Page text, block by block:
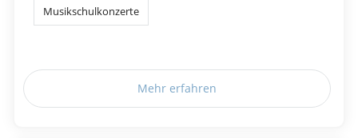
Musikschulkonzerte
Mehr erfahren